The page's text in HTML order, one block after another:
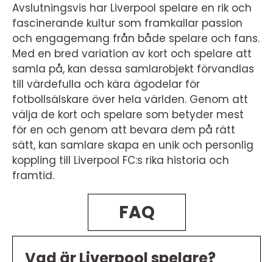
Avslutningsvis har Liverpool spelare en rik och
fascinerande kultur som framkallar passion
och engagemang från både spelare och fans.
Med en bred variation av kort och spelare att
samla på, kan dessa samlarobjekt förvandlas
till värdefulla och kära ägodelar för
fotbollsälskare över hela världen. Genom att
välja de kort och spelare som betyder mest
för en och genom att bevara dem på rätt
sätt, kan samlare skapa en unik och personlig
koppling till Liverpool FC:s rika historia och
framtid.
FAQ